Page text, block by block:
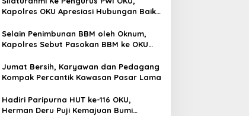
Ogan Komering Ulu
Kapolres OKU Apresiasi Hubungan Baik
Selain Penimbunan BBM oleh Oknum,
Kapolres Sebut Pasokan BBM ke OKU
Bungkam
Jumat Bersih, Karyawan dan Pedagang
Kompak Percantik Kawasan Pasar Lama
Hadiri Paripurna HUT ke-116 OKU,
Herman Deru Puji Kemajuan Bumi